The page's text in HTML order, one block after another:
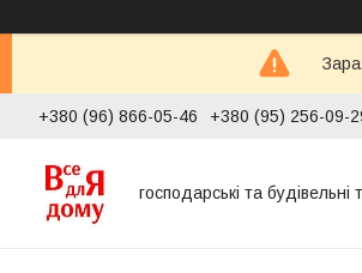
+380 (96) 866-05-46 +380 (95) 256-09-
господарські та